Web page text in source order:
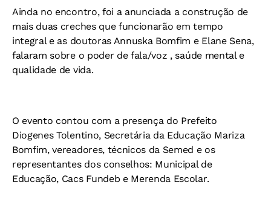
Ainda no encontro, foi a anunciada a construção de
mais duas creches que funcionarão em tempo
integral e as doutoras Annuska Bomfim e Elane Sena,
falaram sobre o poder de fala/voz , saúde mental e
qualidade de vida.
O evento contou com a presença do Prefeito
Diogenes Tolentino, Secretária da Educação Mariza
Bomfim, vereadores, técnicos da Semed e os
representantes dos conselhos: Municipal de
Educação, Cacs Fundeb e Merenda Escolar.